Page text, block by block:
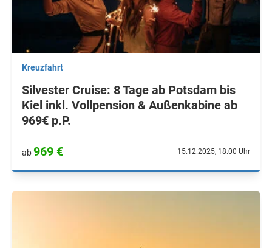
Kreuzfahrt
Silvester Cruise: 8 Tage ab Potsdam bis
Kiel inkl. Vollpension & Außenkabine ab
969€ p.P.
ab969 € 15.12.2025, 18.00 Uhr